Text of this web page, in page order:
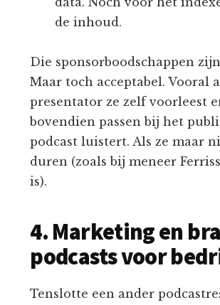
de inhoud.
Die sponsorboodschappen
Maar toch acceptabel. Vooral
presentator ze zelf voorleest
bovendien passen bij het
podcast luistert. Als ze maar
duren (zoals bij meneer
is).
4. Marketing en
podcasts voor
Tenslotte een ander